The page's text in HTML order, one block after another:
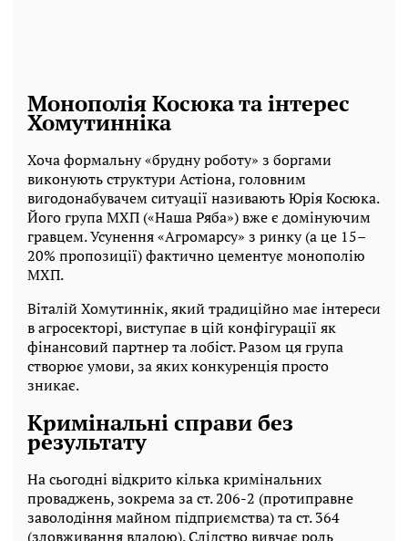
Монополія Косюка та інтерес
Хомутинніка
Хоча формальну «брудну роботу» з боргами
виконують структури Астіона, головним
вигодонабувачем ситуації називають Юрія Косюка.
Його група МХП («Наша Ряба») вже є домінуючим
гравцем. Усунення «Агромарсу» з ринку (а це 15–
20% пропозиції) фактично цементує монополію
МХП.
Віталій Хомутиннік, який традиційно має інтереси
в агросекторі, виступає в цій конфігурації як
фінансовий партнер та лобіст. Разом ця група
створює умови, за яких конкуренція просто
зникає.
Кримінальні справи без
результату
На сьогодні відкрито кілька кримінальних
проваджень, зокрема за ст. 206-2 (протиправне
заволодіння майном підприємства) та ст. 364
(зловживання владою). Слідство вивчає роль